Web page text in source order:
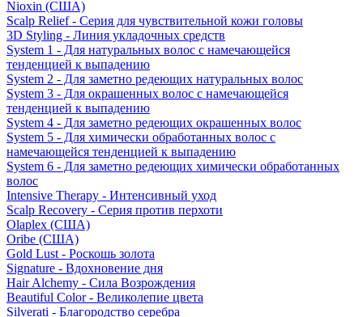
Nioxin (США)
Scalp Relief - Серия для чувствительной кожи головы
3D Styling - Линия укладочных средств
System 1 - Для натуральных волос с намечающейся
тенденцией к выпадению
System 2 - Для заметно редеющих натуральных волос
System 3 - Для окрашенных волос с намечающейся
тенденцией к выпадению
System 4 - Для заметно редеющих окрашенных волос
System 5 - Для химически обработанных волос с
намечающейся тенденцией к выпадению
System 6 - Для заметно редеющих химически обработанных
волос
Intensive Therapy - Интенсивный уход
Scalp Recovery - Серия против перхоти
Olaplex (США)
Oribe (США)
Gold Lust - Роскошь золота
Signature - Вдохновение дня
Hair Alchemy - Сила Возрождения
Beautiful Color - Великолепие цвета
Silverati - Благородство серебра